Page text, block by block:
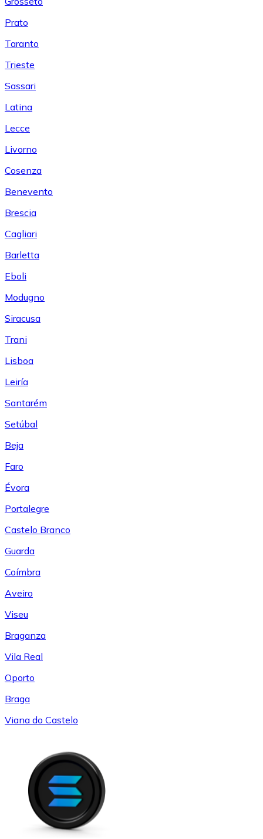
Prato
Taranto
Trieste
Sassari
Latina
Lecce
Livorno
Cosenza
Benevento
Brescia
Cagliari
Barletta
Eboli
Modugno
Siracusa
Trani
Lisboa
Leiría
Santarém
Setúbal
Beja
Faro
Évora
Portalegre
Castelo Branco
Guarda
Coímbra
Aveiro
Viseu
Braganza
Vila Real
Oporto
Braga
Viana do Castelo